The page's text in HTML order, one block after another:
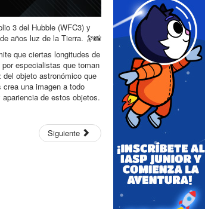
3 del Hubble (WFC3) y
años luz de la Tierra. 🔭📸
que ciertas longitudes de
especialistas que toman
objeto astronómico que
una imagen a todo
de estos objetos.
Siguiente